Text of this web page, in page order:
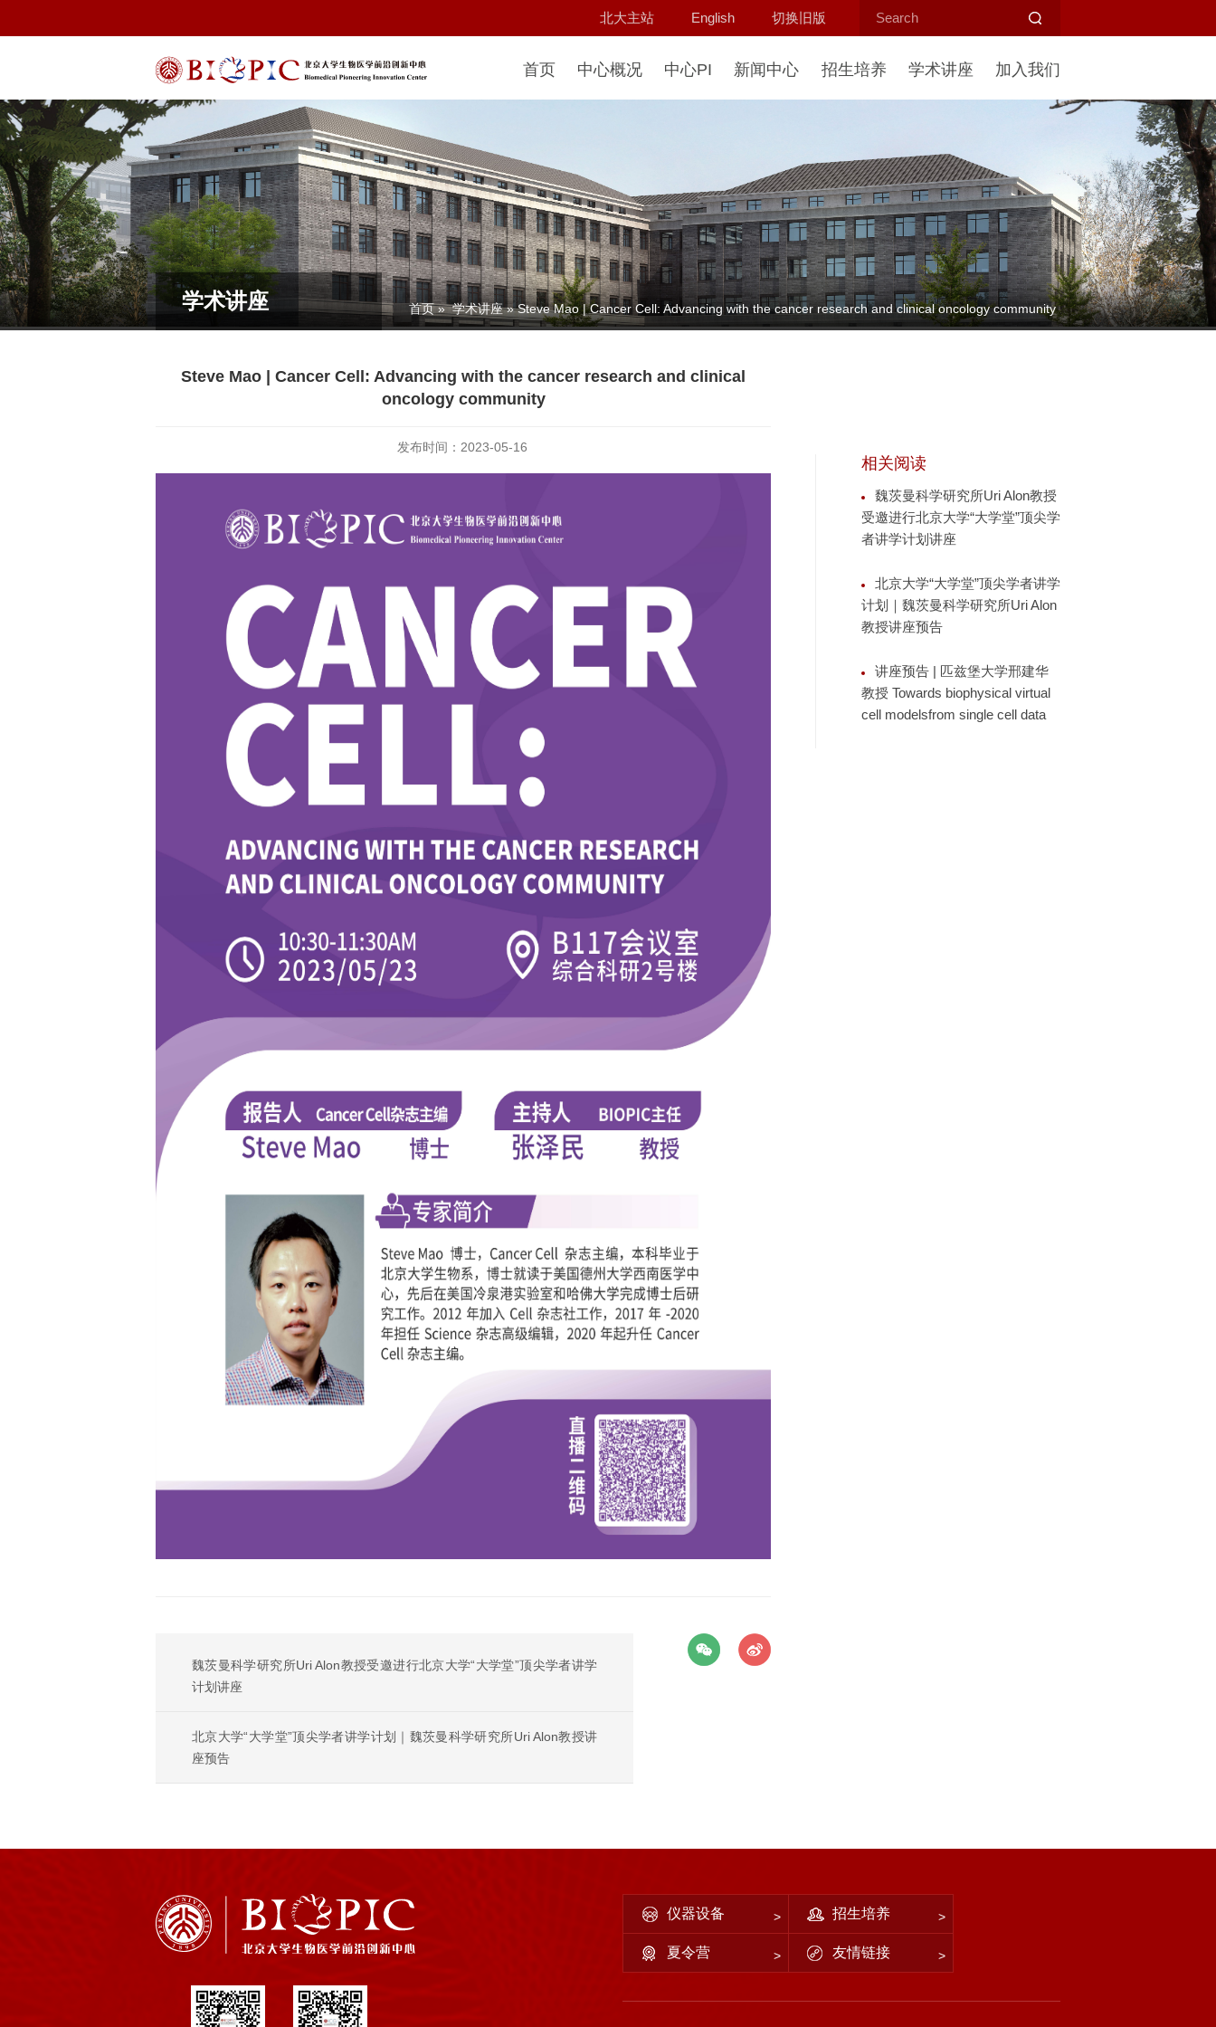
北大主站 English 切换旧版
首页 中心概况 中心PI 新闻中心 招生培养 学术讲座 加入我们
学术讲座 首页 » 学术讲座 » Steve Mao | Cancer Cell: Advancing with the cancer research and clinical oncology community
Steve Mao | Cancer Cell: Advancing with the cancer research and clinical
oncology community
发布时间：2023-05-16
魏茨曼科学研究所Uri Alon教授受邀进行北京大学“大学堂”顶尖学者讲学
计划讲座
北京大学“大学堂”顶尖学者讲学计划｜魏茨曼科学研究所Uri Alon教授讲
座预告
相关阅读
魏茨曼科学研究所Uri Alon教授
受邀进行北京大学“大学堂”顶尖学
者讲学计划讲座
北京大学“大学堂”顶尖学者讲学
计划｜魏茨曼科学研究所Uri Alon
教授讲座预告
讲座预告 | 匹兹堡大学邢建华
教授 Towards biophysical virtual
cell modelsfrom single cell data
仪器设备 招生培养
夏令营 友情链接